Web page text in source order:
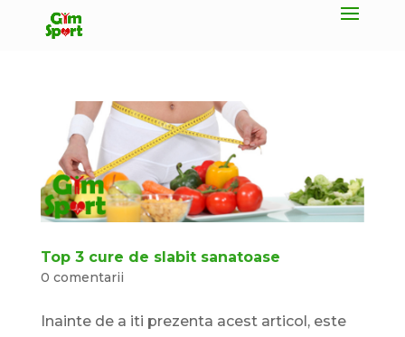
Top 3 cure de slabit sanatoase
0 comentarii
Inainte de a iti prezenta acest articol, este